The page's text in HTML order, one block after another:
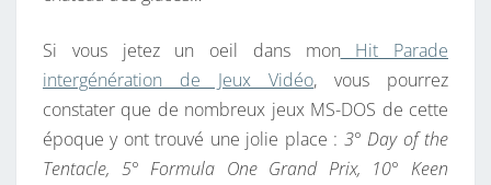
Si vous jetez un oeil dans mon Hit Parade
intergénération de Jeux Vidéo, vous pourrez
constater que de nombreux jeux MS-DOS de cette
époque y ont trouvé une jolie place : 3° Day of the
Tentacle, 5° Formula One Grand Prix, 10° Keen